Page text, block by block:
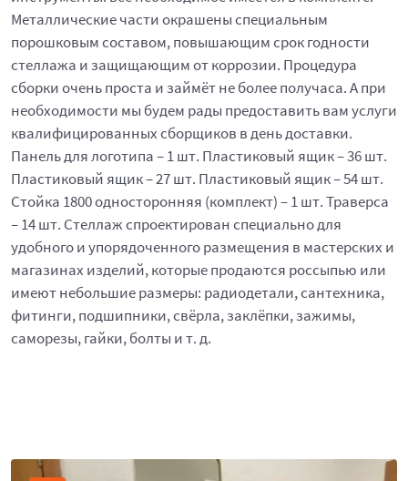
Металлические части окрашены специальным
порошковым составом, повышающим срок годности
стеллажа и защищающим от коррозии. Процедура
сборки очень проста и займёт не более получаса. А при
необходимости мы будем рады предоставить вам услуги
квалифицированных сборщиков в день доставки.
Панель для логотипа – 1 шт. Пластиковый ящик – 36 шт.
Пластиковый ящик – 27 шт. Пластиковый ящик – 54 шт.
Стойка 1800 односторонняя (комплект) – 1 шт. Траверса
– 14 шт. Стеллаж спроектирован специально для
удобного и упорядоченного размещения в мастерских и
магазинах изделий, которые продаются россыпью или
имеют небольшие размеры: радиодетали, сантехника,
фитинги, подшипники, свёрла, заклёпки, зажимы,
саморезы, гайки, болты и т. д.